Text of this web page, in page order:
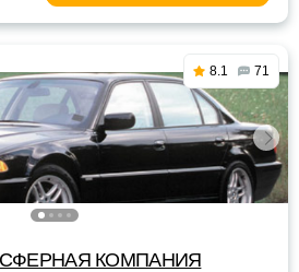
8.1 71
КОМПАНИЯ